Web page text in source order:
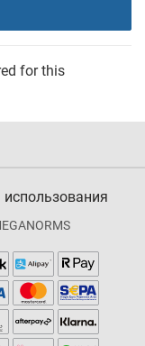
for this
использования